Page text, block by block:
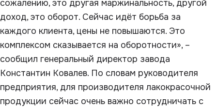
сожалению, это другая маржинальность, другой
доход, это оборот. Сейчас идёт борьба за
каждого клиента, цены не повышаются. Это
комплексом сказывается на оборотности», –
сообщил генеральный директор завода
Константин Ковалев. По словам руководителя
предприятия, для производителя лакокрасочной
продукции сейчас очень важно сотрудничать с